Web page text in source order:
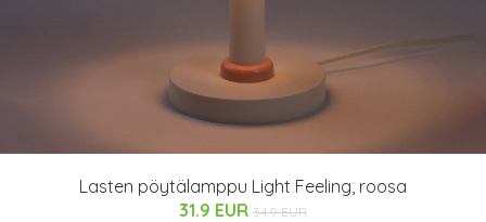
Lasten pöytälamppu Light Feeling, roosa
31.9 EUR 34.9 EUR